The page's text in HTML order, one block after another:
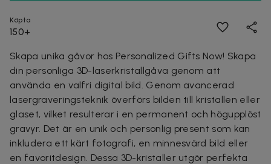
Köpta
150+
Skapa unika gåvor hos Personalized Gifts Now! Skapa
din personliga 3D-laserkristallgåva genom att
använda en valfri digital bild. Genom avancerad
lasergraveringsteknik överförs bilden till kristallen eller
glaset, vilket resulterar i en permanent och högupplöst
gravyr. Det är en unik och personlig present som kan
inkludera ett kärt fotografi, en minnesvärd bild eller
en favoritdesign. Dessa 3D-kristaller utgör perfekta